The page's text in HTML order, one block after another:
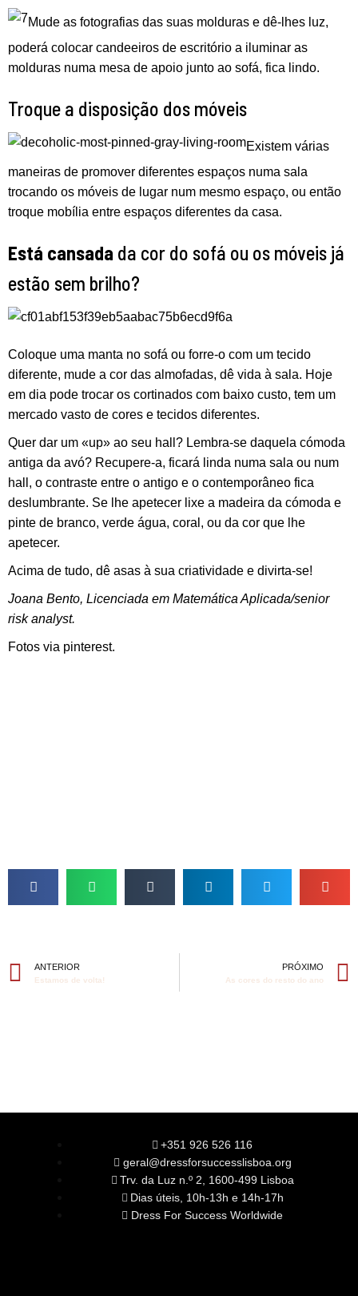
Mude as fotografias das suas molduras e dê-lhes luz,
poderá colocar candeeiros de escritório a iluminar as
molduras numa mesa de apoio junto ao sofá, fica lindo.
Troque a disposição dos móveis
Existem várias
maneiras de promover diferentes espaços numa sala
trocando os móveis de lugar num mesmo espaço, ou então
troque mobília entre espaços diferentes da casa.
Está cansada da cor do sofá ou os móveis já
estão sem brilho?
Coloque uma manta no sofá ou forre-o com um tecido
diferente, mude a cor das almofadas, dê vida à sala. Hoje
em dia pode trocar os cortinados com baixo custo, tem um
mercado vasto de cores e tecidos diferentes.
Quer dar um «up» ao seu hall? Lembra-se daquela cómoda
antiga da avó? Recupere-a, ficará linda numa sala ou num
hall, o contraste entre o antigo e o contemporâneo fica
deslumbrante. Se lhe apetecer lixe a madeira da cómoda e
pinte de branco, verde água, coral, ou da cor que lhe
apetecer.
Acima de tudo, dê asas à sua criatividade e divirta-se!
Joana Bento, Licenciada em Matemática Aplicada/senior
risk analyst.
Fotos via pinterest.
ANTERIOR
Estamos de volta!
PRÓXIMO
As cores do resto do ano
+351 926 526 116
geral@dressforsuccesslisboa.org
Trv. da Luz n.º 2, 1600-499 Lisboa
Dias úteis, 10h-13h e 14h-17h
Dress For Success Worldwide